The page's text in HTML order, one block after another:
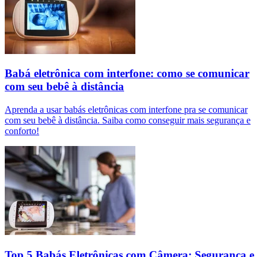
Babá eletrônica com interfone: como se comunicar
com seu bebê à distância
Aprenda a usar babás eletrônicas com interfone pra se comunicar
com seu bebê à distância. Saiba como conseguir mais segurança e
conforto!